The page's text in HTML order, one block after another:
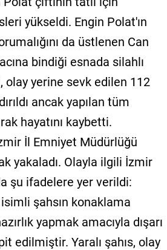
yükseldi. Engin Polat'ın
da üstlenen Can
bindiği esnada silahlı
olay yerine sevk edilen 112
ancak yapılan tüm
hayatını kaybetti.
İl Emniyet Müdürlüğü
yakaladı. Olayla ilgili İzmir
şu ifadelere yer verildi:
şahsın konaklama
yapmak amacıyla dışarı
edilmiştir. Yaralı şahıs, olay